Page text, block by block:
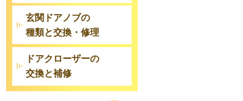
玄関ドアノブの
種類と交換・修理
ドアクローザーの
交換と補修